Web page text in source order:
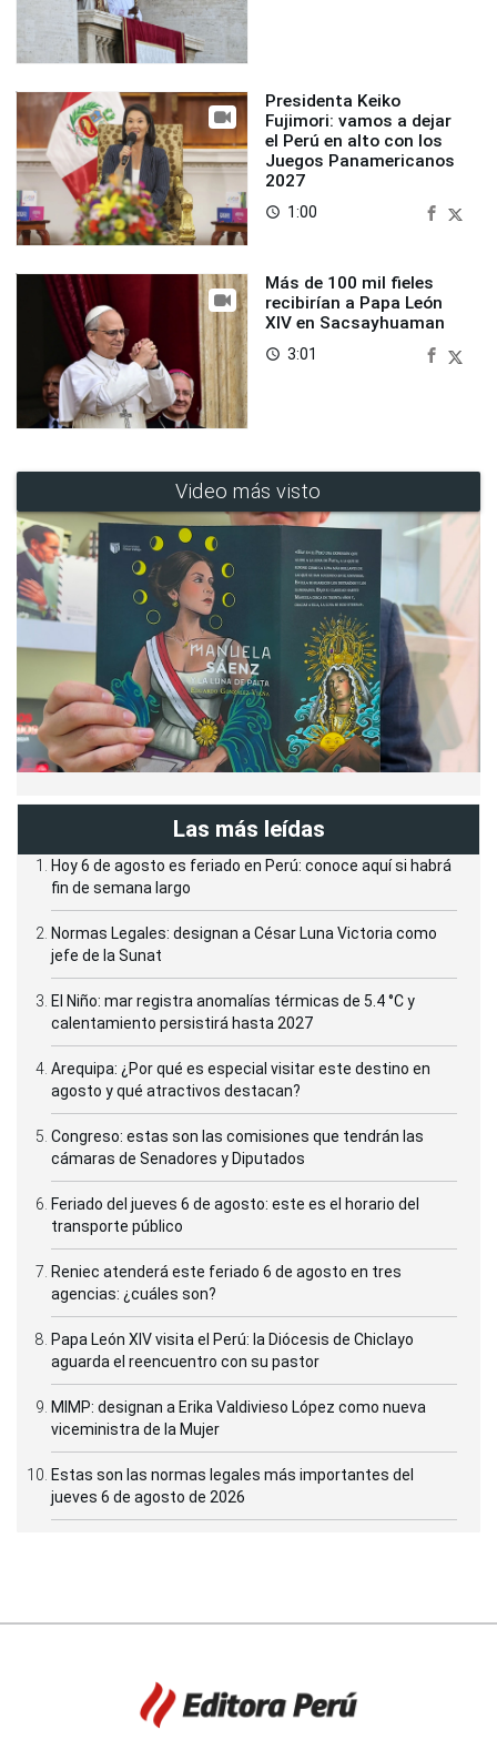
Presidenta Keiko
Fujimori: vamos a dejar
el Perú en alto con los
Juegos Panamericanos
2027
access_time 1:00
Más de 100 mil fieles
recibirían a Papa León
XIV en Sacsayhuaman
access_time 3:01
Video más visto
Las más leídas
Hoy 6 de agosto es feriado en Perú: conoce aquí si habrá
fin de semana largo
Normas Legales: designan a César Luna Victoria como
jefe de la Sunat
El Niño: mar registra anomalías térmicas de 5.4 °C y
calentamiento persistirá hasta 2027
Arequipa: ¿Por qué es especial visitar este destino en
agosto y qué atractivos destacan?
Congreso: estas son las comisiones que tendrán las
cámaras de Senadores y Diputados
Feriado del jueves 6 de agosto: este es el horario del
transporte público
Reniec atenderá este feriado 6 de agosto en tres
agencias: ¿cuáles son?
Papa León XIV visita el Perú: la Diócesis de Chiclayo
aguarda el reencuentro con su pastor
MIMP: designan a Erika Valdivieso López como nueva
viceministra de la Mujer
Estas son las normas legales más importantes del
jueves 6 de agosto de 2026